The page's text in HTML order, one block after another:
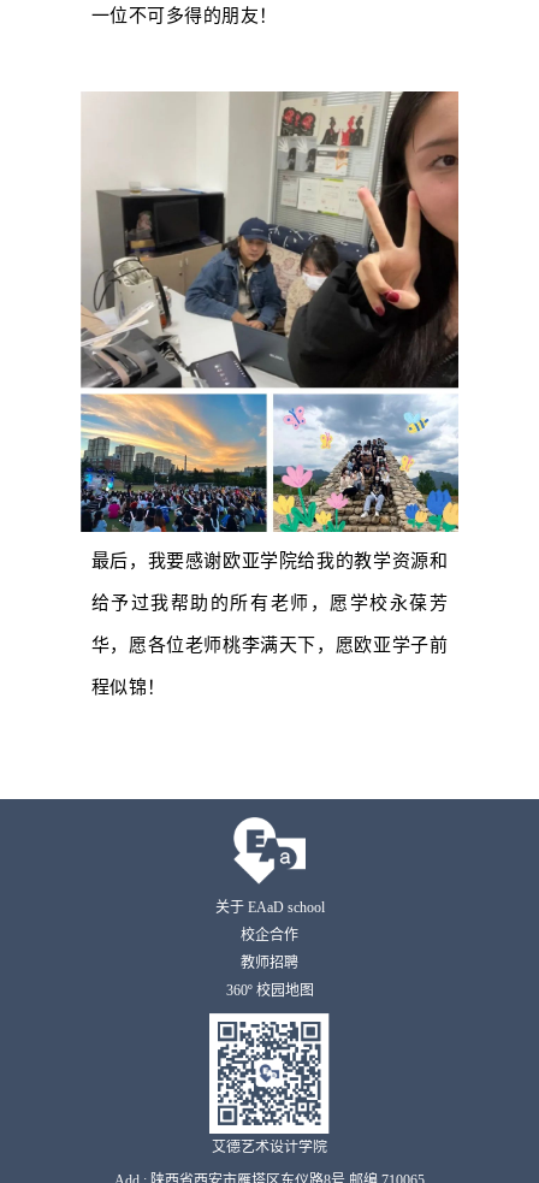
一位不可多得的朋友！
最后，我要感谢欧亚学院给我的教学资源和
给予过我帮助的所有老师，愿学校永葆芳
华，愿各位老师桃李满天下，愿欧亚学子前
程似锦！
关于 EAaD school
校企合作
教师招聘
360º 校园地图
艾德艺术设计学院